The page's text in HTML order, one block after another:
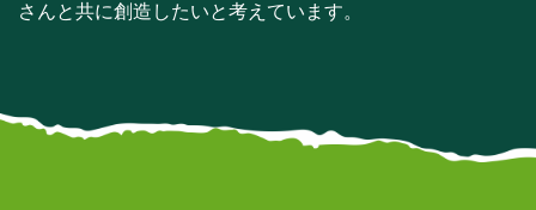
さんと共に創造したいと考えています。